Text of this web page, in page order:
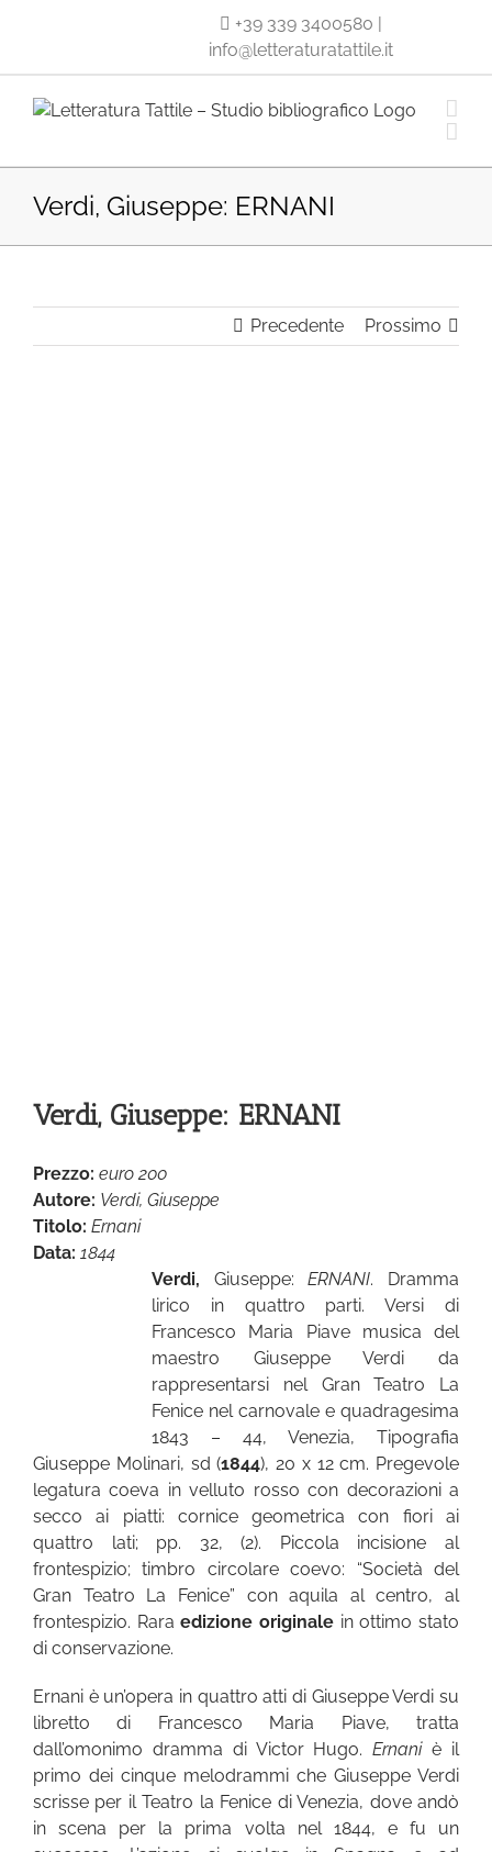
+39 339 3400580 |
info@letteraturatattile.it
Verdi, Giuseppe: ERNANI
Precedente Prossimo
Verdi, Giuseppe: ERNANI
Prezzo: euro 200
Autore: Verdi, Giuseppe
Titolo: Ernani
Data: 1844
Verdi, Giuseppe:ERNANI. Dramma
lirico in quattro parti. Versi di
Francesco Maria Piave musica del
maestro Giuseppe Verdi da
rappresentarsi nel Gran Teatro La
Fenice nel carnovale e quadragesima
1843 – 44, Venezia, Tipografia
Giuseppe Molinari, sd (1844), 20 x 12 cm. Pregevole
legatura coeva in velluto rosso con decorazioni a
secco ai piatti: cornice geometrica con fiori ai
quattro lati; pp. 32, (2). Piccola incisione al
frontespizio; timbro circolare coevo: “Società del
Gran Teatro La Fenice” con aquila al centro, al
frontespizio. Raraedizione originale in ottimo stato
di conservazione.
Ernani è un’opera in quattro atti di Giuseppe Verdi su
libretto di Francesco Maria Piave, tratta
dall’omonimo dramma di Victor Hugo.Ernaniè il
primo dei cinque melodrammi che Giuseppe Verdi
scrisse per il Teatro la Fenice di Venezia, dove andò
in scena per la prima volta nel 1844, e fu un